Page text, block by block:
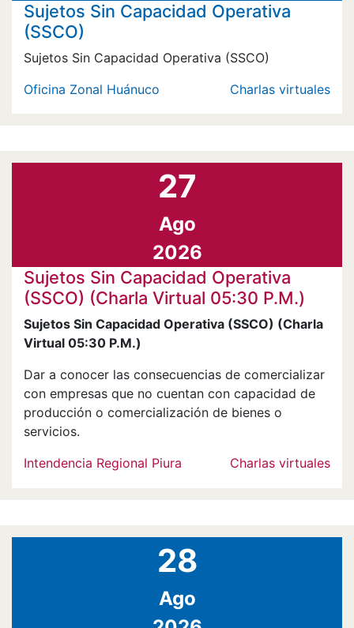
Sujetos Sin Capacidad Operativa
(SSCO)
Sujetos Sin Capacidad Operativa (SSCO)
Oficina Zonal Huánuco
Charlas virtuales
27
Ago
2026
Sujetos Sin Capacidad Operativa
(SSCO) (Charla Virtual 05:30 P.M.)
Sujetos Sin Capacidad Operativa (SSCO) (Charla
Virtual 05:30 P.M.)
Dar a conocer las consecuencias de comercializar
con empresas que no cuentan con capacidad de
producción o comercialización de bienes o
servicios.
Intendencia Regional Piura
Charlas virtuales
28
Ago